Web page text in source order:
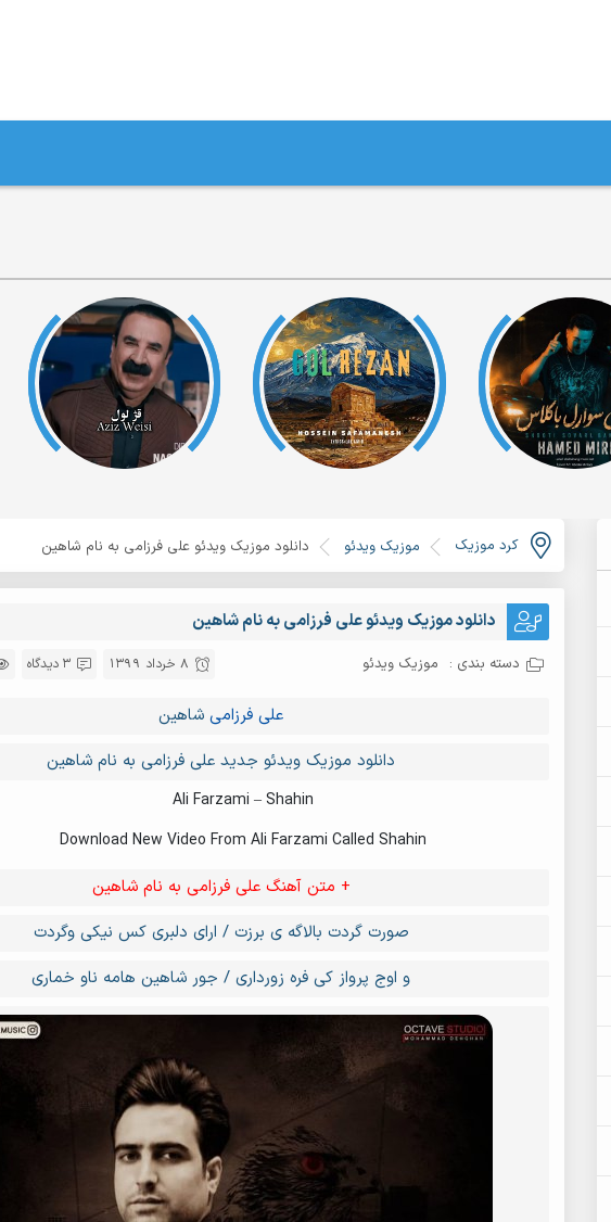
کرد موزیک موزیک ویدئو دانلود موزیک ویدئو علی فرزامی به نام شاهین
دانلود موزیک ویدئو علی فرزامی به نام شاهین
دسته بندی : موزیک ویدئو 3 دیدگاه 8 خرداد 1399
علی فرزامی شاهین
دانلود موزیک ویدئو جدید علی فرزامی به نام شاهین
Ali Farzami – Shahin
Download New Video From Ali Farzami Called Shahin
+ متن آهنگ علی فرزامی به نام شاهین
صورت گردت بالاگه ی برزت / ارای دلبری کس نیکی وگردت
و اوج پرواز کی فره زورداری / جور شاهین هامه ناو خماری